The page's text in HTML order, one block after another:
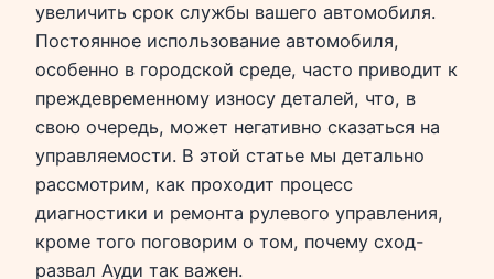
увеличить срок службы вашего автомобиля.
Постоянное использование автомобиля,
особенно в городской среде, часто приводит к
преждевременному износу деталей, что, в
свою очередь, может негативно сказаться на
управляемости. В этой статье мы детально
рассмотрим, как проходит процесс
диагностики и ремонта рулевого управления,
кроме того поговорим о том, почему сход-
развал Ауди так важен.